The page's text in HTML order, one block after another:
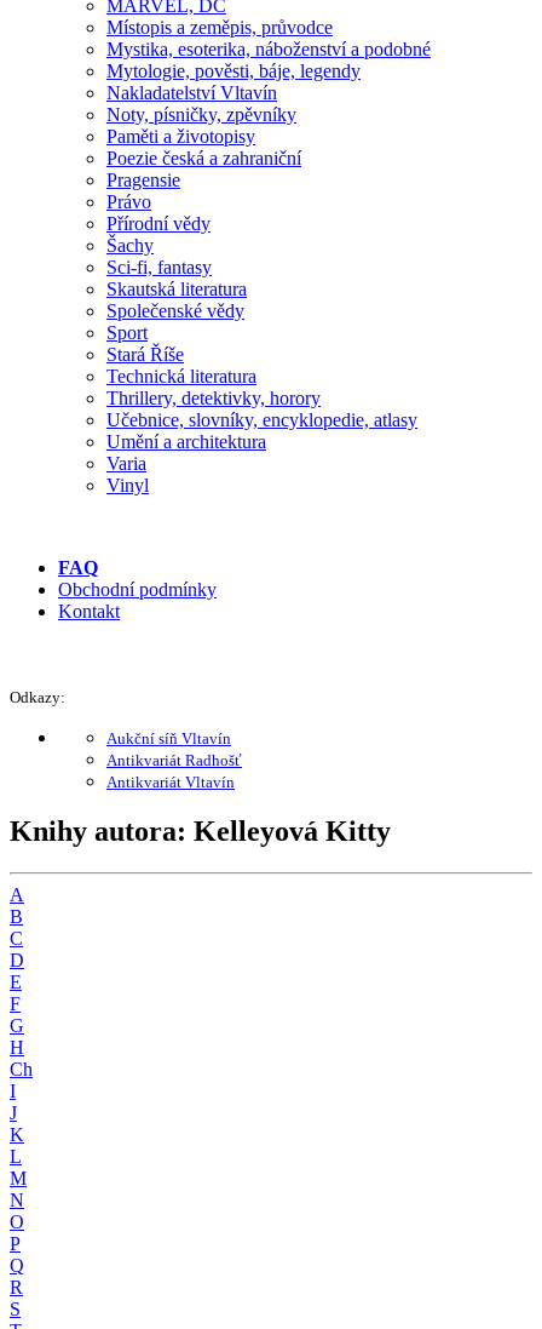
MARVEL, DC
Místopis a zeměpis, průvodce
Mystika, esoterika, náboženství a podobné
Mytologie, pověsti, báje, legendy
Nakladatelství Vltavín
Noty, písničky, zpěvníky
Paměti a životopisy
Poezie česká a zahraniční
Pragensie
Právo
Přírodní vědy
Šachy
Sci-fi, fantasy
Skautská literatura
Společenské vědy
Sport
Stará Říše
Technická literatura
Thrillery, detektivky, horory
Učebnice, slovníky, encyklopedie, atlasy
Umění a architektura
Varia
Vinyl
FAQ
Obchodní podmínky
Kontakt
Odkazy:
Aukční síň Vltavín
Antikvariát Radhošť
Antikvariát Vltavín
Knihy autora: Kelleyová Kitty
A
B
C
D
E
F
G
H
Ch
I
J
K
L
M
N
O
P
Q
R
S